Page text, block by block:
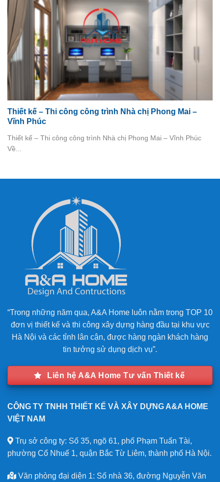
Thiết kế – Thi công công trình Nhà chị Phong Mai –
Vĩnh Phúc
Thiết kế – Thi công công trình Nhà chị Phong Mai – Vĩnh Phúc
Về...
“Trong những năm qua, A&A Home luôn nằm trong TOP 10
đơn vị thiết kế và thi công xây dựng hàng đầu tại khu vực
Hà Nội và các tỉnh lân cận, được hàng ngàn khách hàng
tin tưởng sử dụng dịch vụ”.
Liên hệ A&A Home Tư vấn Thiết kế
CÔNG TY TNHH THIẾT KẾ VÀ XÂY DỰNG A&A HOME
VIỆT NAM
Trụ sở công ty: Số 35, ngõ 61, phố Phạm Tuấn Tài,
phường Cổ Nhuế 1, quận Bắc Từ Liêm, thành phố Hà Nội.
Văn phòng đại diện 1: Số nhà 36, đường Nguyễn Văn